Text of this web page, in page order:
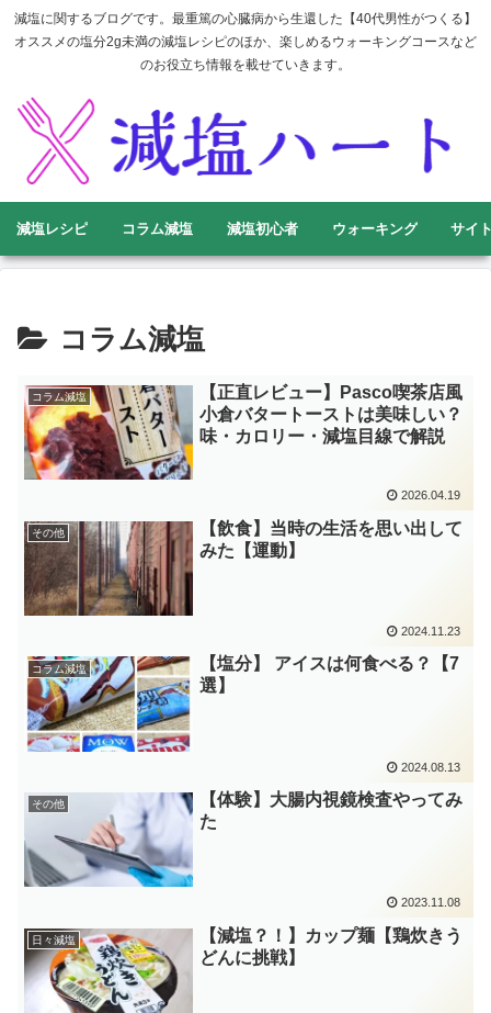
減塩に関するブログです。最重篤の心臓病から生還した【40代男性がつくる】
オススメの塩分2g未満の減塩レシピのほか、楽しめるウォーキングコースなど
のお役立ち情報を載せていきます。
減塩レシピ コラム減塩 減塩初心者 ウォーキング サイ
コラム減塩
コラム減塩
【正直レビュー】Pasco喫茶店風
小倉バタートーストは美味しい？
味・カロリー・減塩目線で解説
2026.04.19
その他
【飲食】当時の生活を思い出して
みた【運動】
2024.11.23
コラム減塩
【塩分】 アイスは何食べる？【7
選】
2024.08.13
その他
【体験】大腸内視鏡検査やってみ
た
2023.11.08
日々減塩
【減塩？！】カップ麺【鶏炊きう
どんに挑戦】